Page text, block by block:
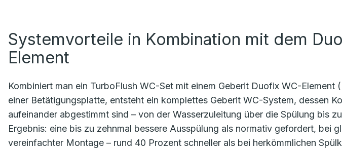
Systemvorteile in Kombination mit dem
Element
Kombiniert man ein TurboFlush WC-Set mit einem Geberit Duofix WC-Element
einer Betätigungsplatte, entsteht ein komplettes Geberit WC-System, dessen
aufeinander abgestimmt sind – von der Wasserzuleitung über die Spülung bis
Ergebnis: eine bis zu zehnmal bessere Ausspülung als normativ gefordert, bei
vereinfachter Montage – rund 40 Prozent schneller als bei herkömmlichen